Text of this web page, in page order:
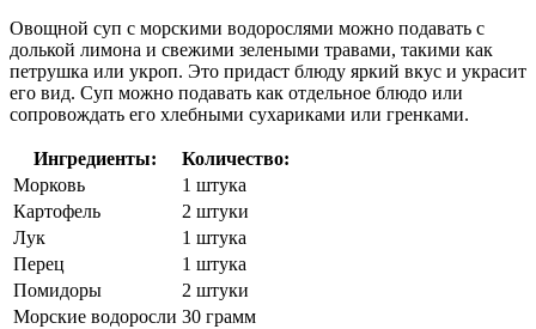
Овощной суп с морскими водорослями можно подавать с
долькой лимона и свежими зелеными травами, такими как
петрушка или укроп. Это придаст блюду яркий вкус и украсит
его вид. Суп можно подавать как отдельное блюдо или
сопровождать его хлебными сухариками или гренками.
Ингредиенты:
Количество:
Морковь
1 штука
Картофель
2 штуки
Лук
1 штука
Перец
1 штука
Помидоры
2 штуки
Морские водоросли 30 грамм